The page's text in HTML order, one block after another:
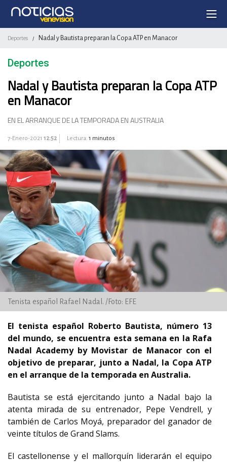
Deportes / Nadal y Bautista preparan la Copa ATP en Manacor
Deportes
Nadal y Bautista preparan la Copa ATP
en Manacor
EN EL ARRANQUE DE LA TEMPORADA EN AUSTRALIA
7-Enero-2021 12:52 Lectura: 1 minutos
Tenista español Rafael Nadal. /Foto: EFE
El tenista español Roberto Bautista, número 13
del mundo, se encuentra esta semana en la Rafa
Nadal Academy by Movistar de Manacor con el
objetivo de preparar, junto a Nadal, la Copa ATP
en el arranque de la temporada en Australia.
Bautista se está ejercitando junto a Nadal bajo la
atenta mirada de su entrenador, Pepe Vendrell, y
también de Carlos Moyá, preparador del ganador de
veinte títulos de Grand Slams.
El castellonense y el mallorquín liderarán el equipo